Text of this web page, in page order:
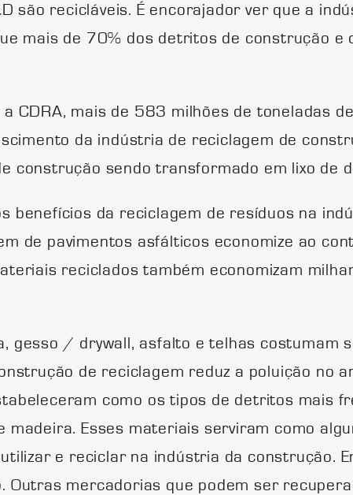
são recicláveis. É encorajador ver que a
mais de 70% dos detritos de construção e
CDRA, mais de 583 milhões de toneladas
da indústria de reciclagem de
construção sendo transformado em lixo de
benefícios da reciclagem de resíduos na
de pavimentos asfálticos economize ao
reciclados também economizam
gesso / drywall, asfalto e telhas costumam
de reciclagem reduz a poluição no
como os tipos de detritos mais
madeira. Esses materiais serviram como
e reciclar na indústria da construção.
Outras mercadorias que podem ser